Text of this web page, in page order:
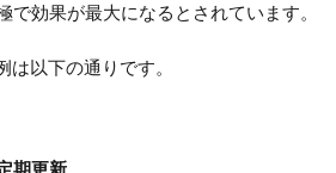
で効果が最大になるとされています。
は以下の通りです。
期更新